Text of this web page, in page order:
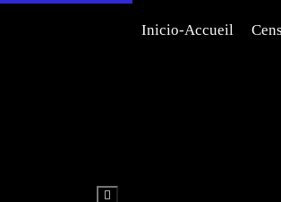
Inicio-Accueil
Menú conmutador hamburguesa